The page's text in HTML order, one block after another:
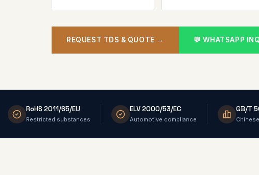
REQUEST TDS & QUOTE → 💬 WHATSAPP
RoHS 2011/65/EU
Restricted substances
ELV 2000/53/EC
Automotive compliance
GB/T